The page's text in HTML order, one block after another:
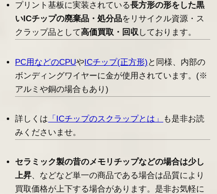
プリント基板に実装されている長方形の形をした黒
いICチップの廃棄品・処分品をリサイクル資源・ス
クラップ品として高価買取・回収しております。
PC用などのCPUやICチップ(正方形) と同様、内部の
ボンディングワイヤーに金が使用されています。(※
アルミや銅の場合もあり)
詳しくは 「ICチップのスクラップとは」
も是非お読
みくださいませ。
セラミック製の昔のメモリチップなどの場合は少し
上昇、などなど単一の商品である場合は品質により
買取価格が上下する場合があります。是非お気軽に